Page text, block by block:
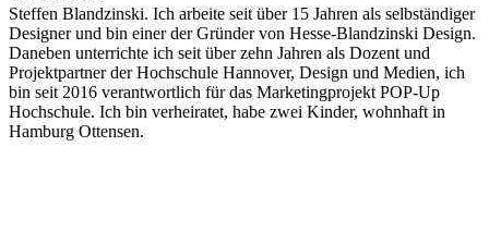
Steffen Blandzinski. Ich arbeite seit über 15 Jahren als selbständiger
Designer und bin einer der Gründer von Hesse-Blandzinski Design.
Daneben unterrichte ich seit über zehn Jahren als Dozent und
Projektpartner der Hochschule Hannover, Design und Medien, ich
bin seit 2016 verantwortlich für das Marketingprojekt POP-Up
Hochschule. Ich bin verheiratet, habe zwei Kinder, wohnhaft in
Hamburg Ottensen.